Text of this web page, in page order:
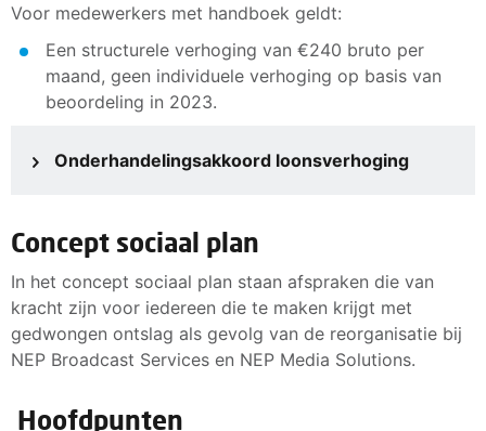
Voor medewerkers met handboek geldt:
Een structurele verhoging van €240 bruto per
maand, geen individuele verhoging op basis van
beoordeling in 2023.
Onderhandelingsakkoord loonsverhoging
Concept sociaal plan
In het concept sociaal plan staan afspraken die van
kracht zijn voor iedereen die te maken krijgt met
gedwongen ontslag als gevolg van de reorganisatie bij
NEP Broadcast Services en NEP Media Solutions.
Hoofdpunten